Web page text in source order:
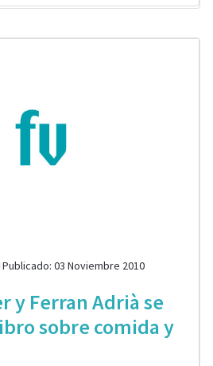
Publicado: 03 Noviembre 2010
y Ferran Adrià se
sobre comida y